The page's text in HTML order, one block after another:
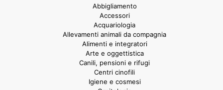
Abbigliamento
Accessori
Acquariologia
Allevamenti animali da compagnia
Alimenti e integratori
Arte e oggettistica
Canili, pensioni e rifugi
Centri cinofili
Igiene e cosmesi